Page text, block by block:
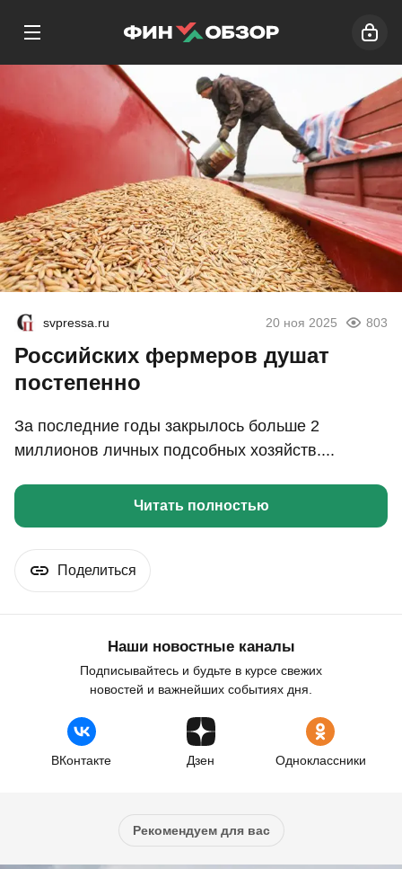
svpressa.ru 20 ноя 2025 803
Российских фермеров душат
постепенно
За последние годы закрылось больше 2
миллионов личных подсобных хозяйств....
Читать полностью
Поделиться
Наши новостные каналы
Подписывайтесь и будьте в курсе свежих
новостей и важнейших событиях дня.
ВКонтакте Дзен Одноклассники
Рекомендуем для вас